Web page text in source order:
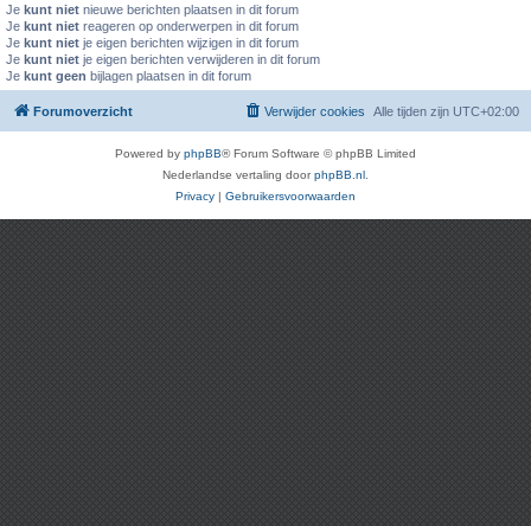
Je kunt niet nieuwe berichten plaatsen in dit forum
Je kunt niet reageren op onderwerpen in dit forum
Je kunt niet je eigen berichten wijzigen in dit forum
Je kunt niet je eigen berichten verwijderen in dit forum
Je kunt geen bijlagen plaatsen in dit forum
Forumoverzicht Alle tijden zijn UTC+02:00
Verwijder cookies
Powered by phpBB® Forum Software © phpBB Limited
Nederlandse vertaling doorphpBB.nl
Privacy | Gebruikersvoorwaarden